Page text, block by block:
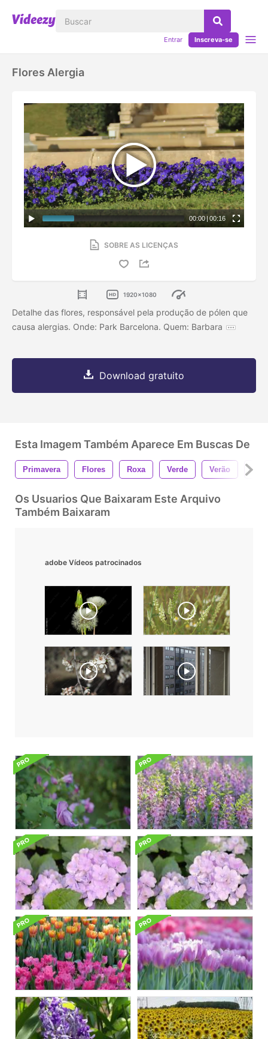
Entrar Inscreva-se
Flores Alergia
00:00| 00:16
SOBRE AS LICENÇAS
1920x1080
Detalhe das flores, responsável pela produção de pólen que
causa alergias. Onde: Park Barcelona. Quem: Barbara
Download gratuito
Esta Imagem Também Aparece Em Buscas De
Primavera Flores Roxa Verde Verão
Os Usuarios Que Baixaram Este Arquivo
Também Baixaram
adobe Vídeos patrocinados